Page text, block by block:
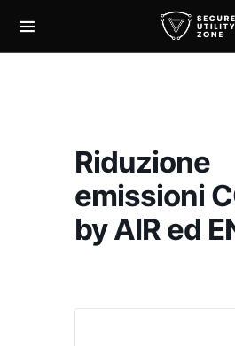
Riduzione
emissioni
by AIR ed